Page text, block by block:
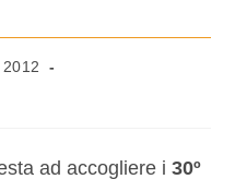
ad accogliere i30º